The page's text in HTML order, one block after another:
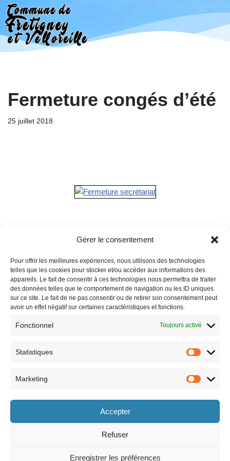
Gérer le consentement
Pour offrir les meilleures expériences, nous utilisons des technologies
telles que les cookies pour stocker et/ou accéder aux informations des
appareils. Le fait de consentir à ces technologies nous permettra de traiter
des données telles que le comportement de navigation ou les ID uniques
sur ce site. Le fait de ne pas consentir ou de retirer son consentement peut
avoir un effet négatif sur certaines caractéristiques et fonctions.
Fonctionnel Toujours activé
Statistiques
Marketing
Accepter
Refuser
Enregistrer les préférences
Aller
au
contenu
Fermeture congés d’été
25 juillet 2018
Horaires
le lundi 8h30-12h et 13h30-17h30,
le jeudi 8h30-12h et 13h30-17h30,
le vendredi 8h30-12h et 13h30-17h,